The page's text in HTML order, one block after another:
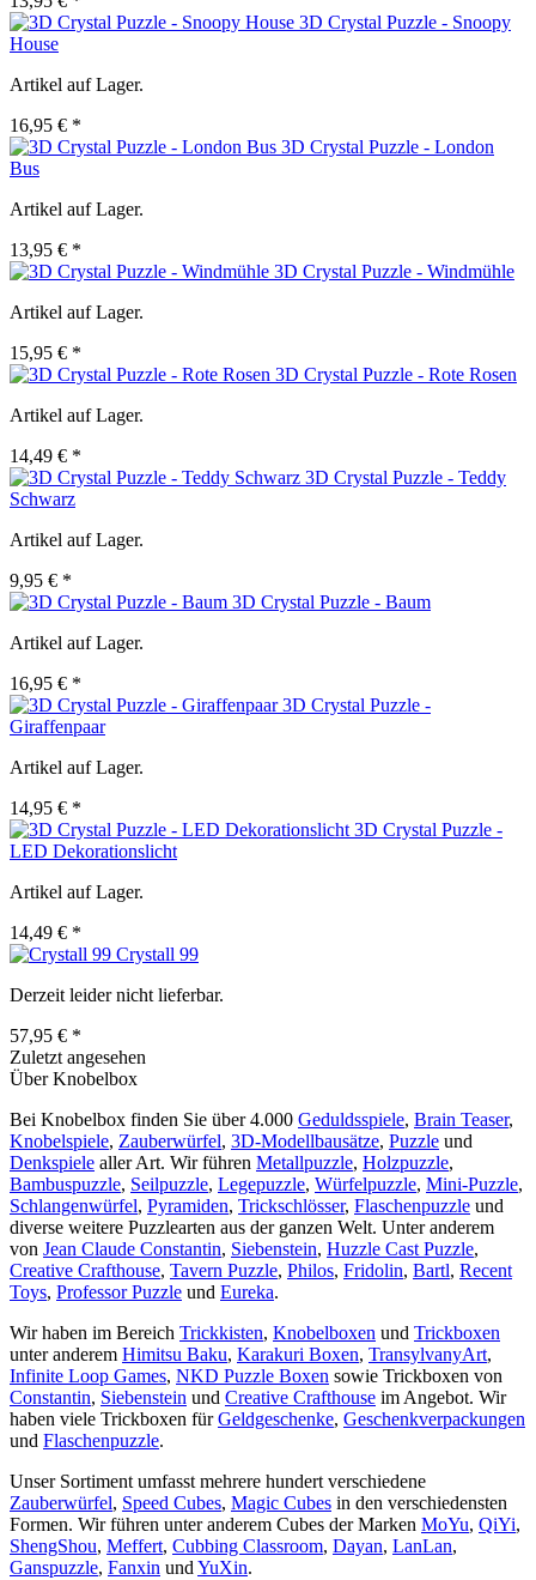
3D Crystal Puzzle - Snoopy
House
Artikel auf Lager.
16,95 € *
3D Crystal Puzzle - London
Bus
Artikel auf Lager.
13,95 € *
3D Crystal Puzzle - Windmühle
Artikel auf Lager.
15,95 € *
3D Crystal Puzzle - Rote Rosen
Artikel auf Lager.
14,49 € *
3D Crystal Puzzle - Teddy
Schwarz
Artikel auf Lager.
9,95 € *
3D Crystal Puzzle - Baum
Artikel auf Lager.
16,95 € *
3D Crystal Puzzle -
Giraffenpaar
Artikel auf Lager.
14,95 € *
3D Crystal Puzzle -
LED Dekorationslicht
Artikel auf Lager.
14,49 € *
Crystall 99
Derzeit leider nicht lieferbar.
57,95 € *
Zuletzt angesehen
Über Knobelbox
Bei Knobelbox finden Sie über 4.000 Geduldsspiele, Brain Teaser,
Knobelspiele, Zauberwürfel, 3D-Modellbausätze, Puzzle und
Denkspiele aller Art. Wir führen Metallpuzzle, Holzpuzzle,
Bambuspuzzle, Seilpuzzle, Legepuzzle, Würfelpuzzle, Mini-Puzzle,
Schlangenwürfel, Pyramiden, Trickschlösser, Flaschenpuzzle und
diverse weitere Puzzlearten aus der ganzen Welt. Unter anderem
von Jean Claude Constantin, Siebenstein, Huzzle Cast Puzzle,
Creative Crafthouse, Tavern Puzzle, Philos, Fridolin, Bartl, Recent
Toys, Professor Puzzle und Eureka.
Wir haben im Bereich Trickkisten, Knobelboxen und Trickboxen
unter anderem Himitsu Baku, Karakuri Boxen, TransylvanyArt,
Infinite Loop Games, NKD Puzzle Boxen sowie Trickboxen von
Constantin, Siebenstein und Creative Crafthouse im Angebot. Wir
haben viele Trickboxen fürGeldgeschenke, Geschenkverpackungen
und Flaschenpuzzle.
Unser Sortiment umfasst mehrere hundert verschiedene
Zauberwürfel, Speed Cubes, Magic Cubes in den verschiedensten
Formen. Wir führen unter anderem Cubes der Marken MoYu, QiYi,
ShengShou, Meffert, Cubbing Classroom, Dayan, LanLan,
Ganspuzzle, Fanxin und YuXin.